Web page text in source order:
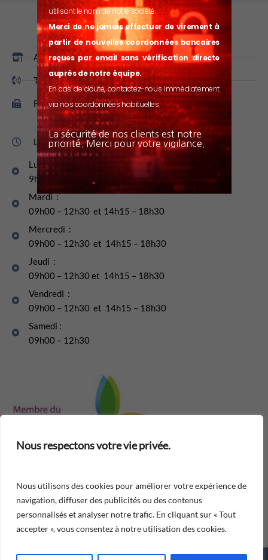
Nous respectons votre vie privée.
Nous utilisons des cookies pour améliorer votre expérience de
navigation, diffuser des publicités ou des contenus
personnalisés et analyser notre trafic. En cliquant sur « Tout
accepter », vous consentez à notre utilisation des cookies.
Adresse : 188, route de Toulouse. 33130 Bègles​
Téléphone : 05 57 35 94 00​
Fax : 05 57 35 94 01​
Les horaires du magasin :
Lundi :
9h00 - 12h30 et 14h00 - 18h30
Mardi :
09h00 – 12h30 et 14h15 – 18h30
Mercredi :
09h00 – 12h30 et 14h15 – 18h30
Jeudi :
09h00 – 12h30 et 14h15 – 18h30
Vendredi :
09h00 – 12h30 et 14h15 – 18h30
Samedi :
09h00 – 12h30
utilisant le nom de notre société.
Merci de ne jamais effectuer de virement à
partir de nouvelles coordonnées bancaires
reçues par email sans vérification directe
auprès de notre équipe.
En cas de doute, contactez-nous immédiatement
via nos coordonnées habituelles.
La sécurité de nos clients est notre
priorité. Merci pour votre vigilance.